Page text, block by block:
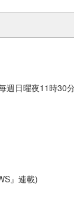
週日曜夜11時30
』連載)